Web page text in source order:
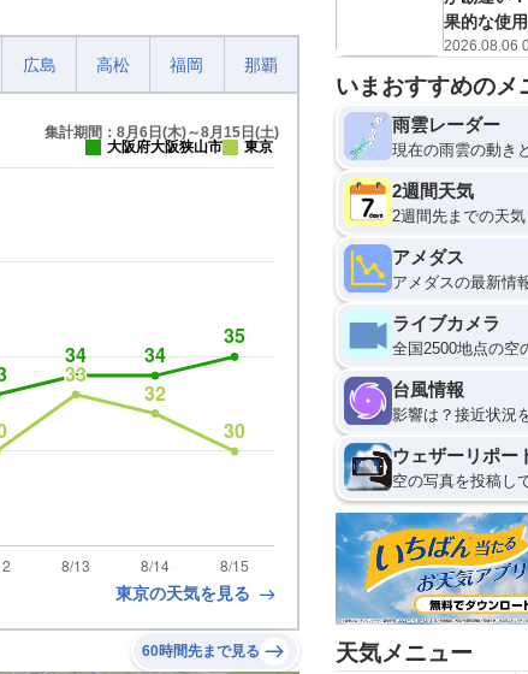
広島 高松 福岡 那覇
集計期間：8月6日(木)～8月15日(土)
大阪府大阪狭山市
東京
東京の天気を見る
60時間先まで見る
果的な使
2026.08.06
いまおすすめのメ
雨雲レーダー
現在の雨雲の動き
2週間天気
2週間先までの天
アメダス
アメダスの最新情
ライブカメラ
全国2500地点の空
台風情報
影響は？接近状況
ウェザーリポー
空の写真を投稿し
天気メニュー